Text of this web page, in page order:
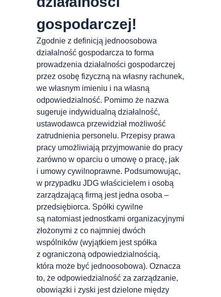
gospodarczej!
Zgodnie z definicją jednoosobowa
działalność gospodarcza to forma
prowadzenia działalności gospodarczej
przez osobę fizyczną na własny rachunek,
we własnym imieniu i na własną
odpowiedzialność. Pomimo że nazwa
sugeruje indywidualną działalność,
ustawodawca przewidział możliwość
zatrudnienia personelu. Przepisy prawa
pracy umożliwiają przyjmowanie do pracy
zarówno w oparciu o umowę o pracę, jak
i umowy cywilnoprawne. Podsumowując,
w przypadku JDG właścicielem i osobą
zarządzającą firmą jest jedna osoba –
przedsiębiorca. Spółki cywilne
są natomiast jednostkami organizacyjnymi
złożonymi z co najmniej dwóch
wspólników (wyjątkiem jest spółka
z ograniczoną odpowiedzialnością,
która może być jednoosobowa). Oznacza
to, że odpowiedzialność za zarządzanie,
obowiązki i zyski jest dzielone między